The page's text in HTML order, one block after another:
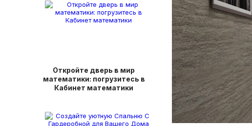
Откройте дверь в мир
математики: погрузитесь в
Кабинет математики